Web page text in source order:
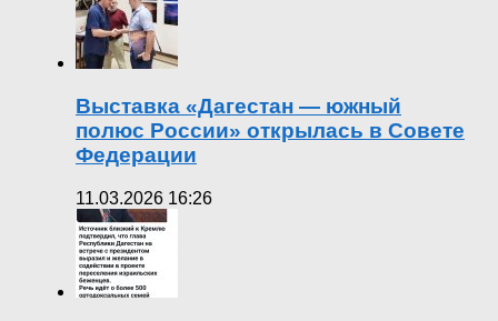
Выставка «Дагестан — южный
полюс России» открылась в Совете
Федерации
11.03.2026 16:26